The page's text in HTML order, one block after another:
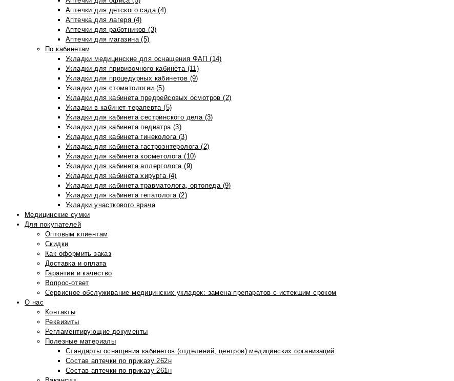
Аптечки для детского сада (4)
Аптечка для лагеря (4)
Аптечки для работников (3)
Аптечки для магазина (5)
По кабинетам
Укладки медицинские для оснащения ФАП (14)
Укладки для прививочного кабинета (11)
Укладки для процедурных кабинетов (9)
Укладки для стоматологии (5)
Укладки для кабинета предрейсовых осмотров (2)
Укладки в кабинет терапевта (5)
Укладки для кабинета сестринского дела (3)
Укладки для кабинета педиатра (3)
Укладки для кабинета гинеколога (3)
Укладка для кабинета гастроэнтеролога (2)
Укладки для кабинета косметолога (10)
Укладки для кабинета аллерголога (9)
Укладки для кабинета хирурга (4)
Укладки для кабинета травматолога, ортопеда (9)
Укладки для кабинета гепатолога (2)
Укладки участкового врача
Медицинские сумки
Для покупателей
Оптовым клиентам
Скидки
Как оформить заказ
Доставка и оплата
Гарантии и качество
Вопрос-ответ
Сервисное обслуживание медицинских укладок: замена препаратов с истекшим сроком
О нас
Контакты
Реквизиты
Регламентирующие документы
Полезные материалы
Стандарты оснащения кабинетов (отделений, центров) медицинских организаций
Состав аптечки по приказу 262н
Состав аптечки по приказу 261н